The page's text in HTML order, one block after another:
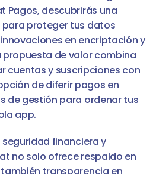
Pagos, descubrirás una
proteger tus datos
en encriptación y
propuesta de valor combina
cuentas y suscripciones con
de diferir pagos en
de gestión para ordenar tus
app.
financiera y
no solo ofrece respaldo en